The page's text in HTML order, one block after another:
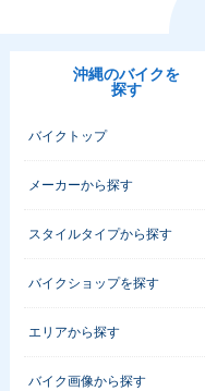
沖縄のバイクを
探す
バイクトップ
メーカーから探す
スタイルタイプから探す
バイクショップを探す
エリアから探す
バイク画像から探す